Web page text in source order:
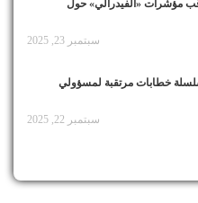
مؤشرات «الفيدرالي» حول
سبتمبر 23, 2025
خطابات مرتقبة لمسؤولي
سبتمبر 22, 2025